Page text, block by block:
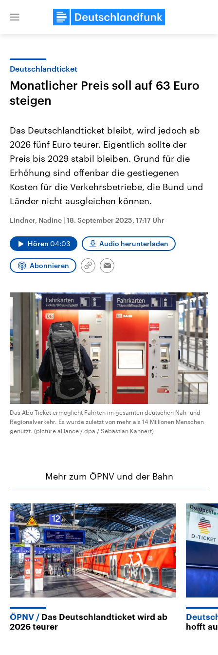
Close
Landtagswahl Sachsen-Anhalt
2026
Alle Informationen
September 2026 einen neuen
Bundesland von einer Koalition aus
CDU, SPD und FDP regiert.-
Wahlprogramme, aktuelle Berichte
und Hintergründe zu den Parteien
Wahl.
USA
Aktuelle Beiträge,
Hintergründe
Wirtschaftlich und
gehören die Vereinigten
mit großem Einfluss auf
aktuelle Weltgeschehen.
Sendungen Programm Podcasts
Audio-Archiv
Deutschlandticket
Monatlicher Preis soll auf 63 Euro
steigen
Das Deutschlandticket bleibt, wird jedoch ab
2026 fünf Euro teurer. Eigentlich sollte der
Preis bis 2029 stabil bleiben. Grund für die
Erhöhung sind offenbar die gestiegenen
Kosten für die Verkehrsbetriebe, die Bund und
Länder nicht ausgleichen können.
Lindner, Nadine | 18. September 2025, 17:17 Uhr
Hören 04:03 Audio herunterladen
Abonnieren
Link
Email
Das Abo-Ticket ermöglicht Fahrten im gesamten deutschen Nah- und
Regionalverkehr. Es wurde zuletzt von mehr als 14 Millionen Menschen
genutzt. (picture alliance / dpa / Sebastian Kahnert)
Mehr zum ÖPNV und der Bahn
ÖPNV
Das Deutschlandticket wird ab
2026 teurer
hofft